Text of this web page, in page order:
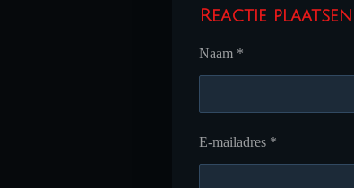
Reactie plaatsen
Naam *
E-mailadres *